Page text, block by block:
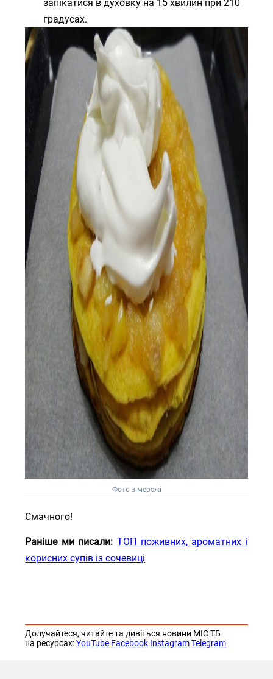
запікатися в духовку на 15 хвилин при 210
градусах.
Фото з мережі
Смачного!
Раніше ми писали: ТОП поживних, ароматних і
корисних супів із сочевиці
Долучайтеся, читайте та дивіться новини МІС ТБ
на ресурсах:YouTube Facebook Instagram Telegram